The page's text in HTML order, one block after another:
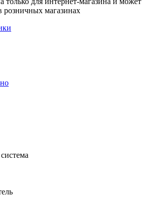
розничных магазинах